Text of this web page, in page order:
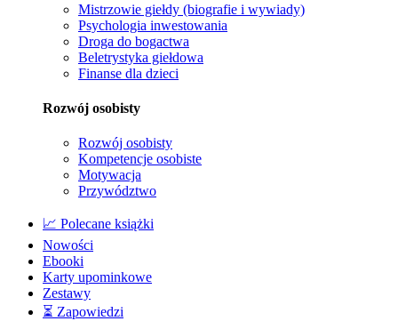
Mistrzowie giełdy (biografie i wywiady)
Psychologia inwestowania
Droga do bogactwa
Beletrystyka giełdowa
Finanse dla dzieci
Rozwój osobisty
Rozwój osobisty
Kompetencje osobiste
Motywacja
Przywództwo
📈 Polecane książki
Nowości
Ebooki
Karty upominkowe
Zestawy
⏳ Zapowiedzi